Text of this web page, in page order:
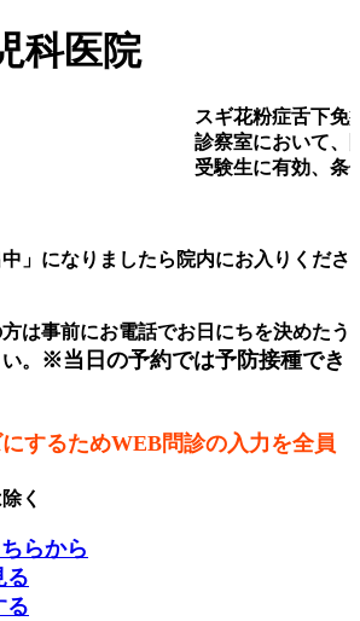
科医院
スギ花粉症舌下免
診察室において、
受験生に有効、条
中」になりましたら院内にお入りくださ
は事前にお電話でお日にちを決めたう
。
※当日の予約では予防接種でき
にするためWEB問診の入力を全員
く
らから
る
る